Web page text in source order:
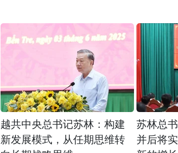
越共中央总书记苏林：构建
新发展模式，从任期思维转
苏林总
并后将